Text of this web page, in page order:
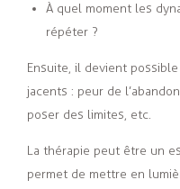
À quel moment les
répéter ?
Ensuite, il devient
jacents : peur de
poser des limites, etc.
La thérapie peut être un
permet de mettre en